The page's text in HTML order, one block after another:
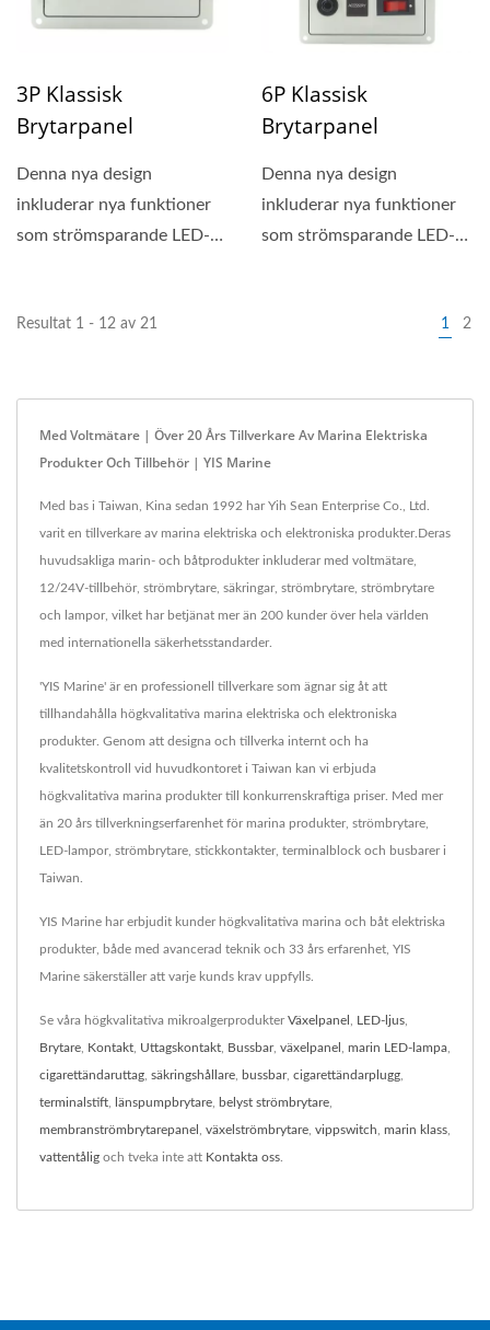
3P Klassisk
Brytarpanel
Denna nya design
inkluderar nya funktioner
som strömsparande LED-
6P Klassisk
Brytarpanel
Denna nya design
inkluderar nya funktioner
som strömsparande LED-
Resultat 1 - 12 av 21 1 2
Med Voltmätare | Över 20 Års Tillverkare Av Marina Elektriska
Produkter Och Tillbehör | YIS Marine
Med bas i Taiwan, Kina sedan 1992 har Yih Sean Enterprise Co., Ltd.
varit en tillverkare av marina elektriska och elektroniska produkter.Deras
huvudsakliga marin- och båtprodukter inkluderar med voltmätare,
12/24V-tillbehör, strömbrytare, säkringar, strömbrytare, strömbrytare
och lampor, vilket har betjänat mer än 200 kunder över hela världen
med internationella säkerhetsstandarder.
'YIS Marine' är en professionell tillverkare som ägnar sig åt att
tillhandahålla högkvalitativa marina elektriska och elektroniska
produkter. Genom att designa och tillverka internt och ha
kvalitetskontroll vid huvudkontoret i Taiwan kan vi erbjuda
högkvalitativa marina produkter till konkurrenskraftiga priser. Med mer
än 20 års tillverkningserfarenhet för marina produkter, strömbrytare,
LED-lampor, strömbrytare, stickkontakter, terminalblock och busbarer i
Taiwan.
YIS Marine har erbjudit kunder högkvalitativa marina och båt elektriska
produkter, både med avancerad teknik och 33 års erfarenhet, YIS
Marine säkerställer att varje kunds krav uppfylls.
Se våra högkvalitativa mikroalgerprodukterVäxelpanel LED-ljus
Brytare Kontakt Uttagskontakt Bussbar, växelpanel marin LED-lampa
cigarettändaruttag säkringshållare bussbar, cigarettändarplugg
terminalstift länspumpbrytare belyst strömbrytare
membranströmbrytarepanel växelströmbrytare vippswitch marin klass
vattentålig och tveka inte att Kontakta oss